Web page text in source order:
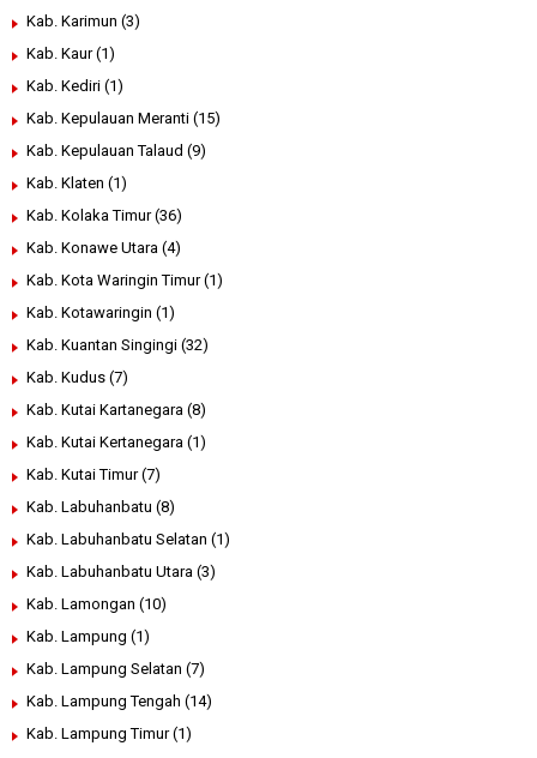
Kab. Karimun (3)
Kab. Kaur (1)
Kab. Kediri (1)
Kab. Kepulauan Meranti (15)
Kab. Kepulauan Talaud (9)
Kab. Klaten (1)
Kab. Kolaka Timur (36)
Kab. Konawe Utara (4)
Kab. Kota Waringin Timur (1)
Kab. Kotawaringin (1)
Kab. Kuantan Singingi (32)
Kab. Kudus (7)
Kab. Kutai Kartanegara (8)
Kab. Kutai Kertanegara (1)
Kab. Kutai Timur (7)
Kab. Labuhanbatu (8)
Kab. Labuhanbatu Selatan (1)
Kab. Labuhanbatu Utara (3)
Kab. Lamongan (10)
Kab. Lampung (1)
Kab. Lampung Selatan (7)
Kab. Lampung Tengah (14)
Kab. Lampung Timur (1)